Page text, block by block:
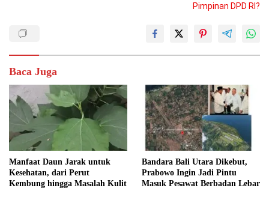
Pimpinan DPD RI?
Baca Juga
Manfaat Daun Jarak untuk
Kesehatan, dari Perut
Kembung hingga Masalah Kulit
Bandara Bali Utara Dikebut,
Prabowo Ingin Jadi Pintu
Masuk Pesawat Berbadan Lebar